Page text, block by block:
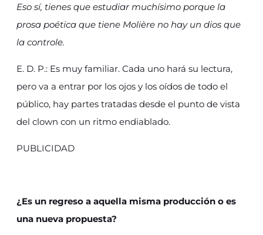
Eso sí, tienes que estudiar muchísimo porque la
prosa poética que tiene Molière no hay un dios que
la controle.
E. D. P.: Es muy familiar. Cada uno hará su lectura,
pero va a entrar por los ojos y los oídos de todo el
público, hay partes tratadas desde el punto de vista
del clown con un ritmo endiablado.
PUBLICIDAD
¿Es un regreso a aquella misma producción o es
una nueva propuesta?